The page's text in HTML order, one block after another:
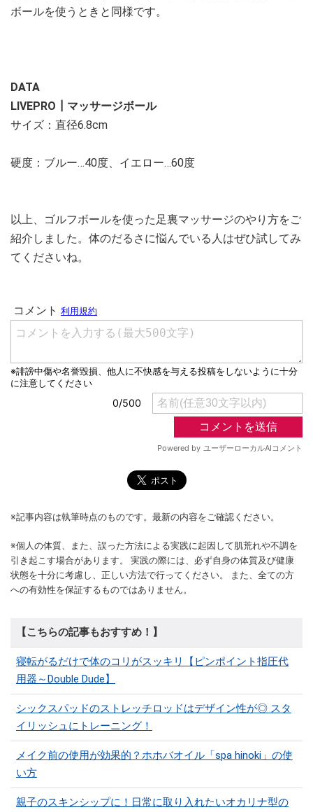
ボールを使うときと同様です。
DATA
LIVEPRO┃マッサージボール
サイズ：直径6.8cm
硬度：ブルー…40度、イエロー…60度
以上、ゴルフボールを使った足裏マッサージのやり方をご
紹介しました。体のだるさに悩んでいる人はぜひ試してみ
てくださいね。
※記事内容は執筆時点のものです。最新の内容をご確認ください。
※個人の体質、また、誤った方法による実践に起因して肌荒れや不調を
引き起こす場合があります。 実践の際には、必ず自身の体質及び健康
状態を十分に考慮し、正しい方法で行ってください。 また、全ての方
への有効性を保証するものではありません。
【こちらの記事もおすすめ！】
寝転がるだけで体のコリがスッキリ【ピンポイント指圧代
用器～Double Dude】
シックスパッドのストレッチロッドはデザイン性が◎ スタ
イリッシュにトレーニング！
メイク前の使用が効果的？ホホバオイル「spa hinoki」の使
い方
親子のスキンシップに！日常に取り入れたいオカリナ型の